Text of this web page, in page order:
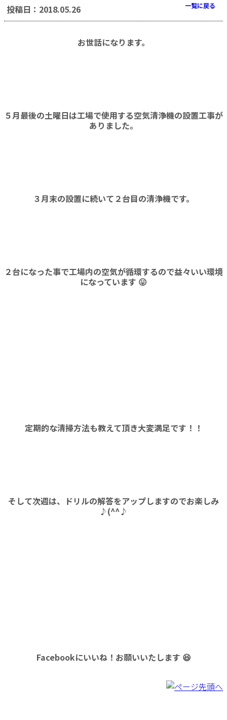
投稿日：2018.05.26 一覧に戻る
お世話になります。
５月最後の土曜日は工場で使用する空気清浄機の設置工事が
ありました。
３月末の設置に続いて２台目の清浄機です。
２台になった事で工場内の空気が循環するので益々いい環境
になっています 😛
定期的な清掃方法も教えて頂き大変満足です！！
そして次週は、ドリルの解答をアップしますのでお楽しみ
♪(^^♪
Facebookにいいね！お願いいたします 😆